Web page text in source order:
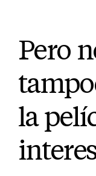
Pero
la